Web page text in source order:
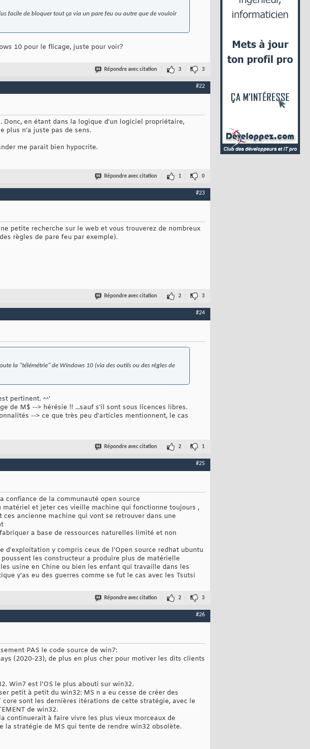
facile de bloquer tout ça via un pare feu ou autre que de vouloir
10 pour le flicage, juste pour voir?
Répondre avec citation 3 3
#22
en étant dans la logique d'un logiciel propriétaire,
plus n'a juste pas de sens.
me parait bien hypocrite.
Répondre avec citation 1 0
#23
petite recherche sur le web et vous trouverez de nombreux
règles de pare feu par exemple).
Répondre avec citation 2 3
#24
la "télémétrie" de Windows 10 (via des outils ou des règles de
pertinent. ^^'
de M$ --> hérésie !! ...sauf s'il sont sous licences libres.
--> ce que très peu d'articles mentionnent, le cas
Répondre avec citation 2 1
#25
de la communauté open source
et jeter ces vieille machine qui fonctionne toujours ,
ancienne machine qui vont se retrouver dans une
a base de ressources naturelles limité et non
d'exploitation y compris ceux de l'Open source redhat ubuntu
les constructeur a produire plus de matérielle
usine en Chine ou bien les enfant qui travaille dans les
y'as eu des guerres comme se fut le cas avec les Tsutsi
Répondre avec citation 2 3
#26
PAS le code source de win7:
(2020-23), de plus en plus cher pour motiver les dits clients
Win7 est l'OS le plus abouti sur win32.
petit à petit du win32: MS n a eu cesse de créer des
sont les dernières itérations de cette stratégie, avec le
de win32.
continuerait à faire vivre les plus vieux morceaux de
la stratégie de MS qui tente de rendre win32 obsolète.